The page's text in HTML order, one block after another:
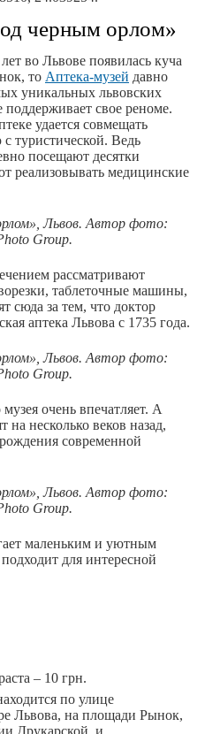
черным орлом»
во Львове появилась куча
то Аптека-музей давно
уникальных львовских
поддерживает свое реноме.
удается совмещать
туристической. Ведь
посещают десятки
реализовывать медицинские
Львов. Автор фото:
Group.
рассматривают
таблеточные машины,
сюда за тем, что доктор
аптека Львова с 1735 года.
Львов. Автор фото:
Group.
очень впечатляет. А
на несколько веков назад,
современной
Львов. Автор фото:
Group.
маленьким и уютным
для интересной
– 10 грн.
по улице
Львова, на площади Рынок,
Друкарской и